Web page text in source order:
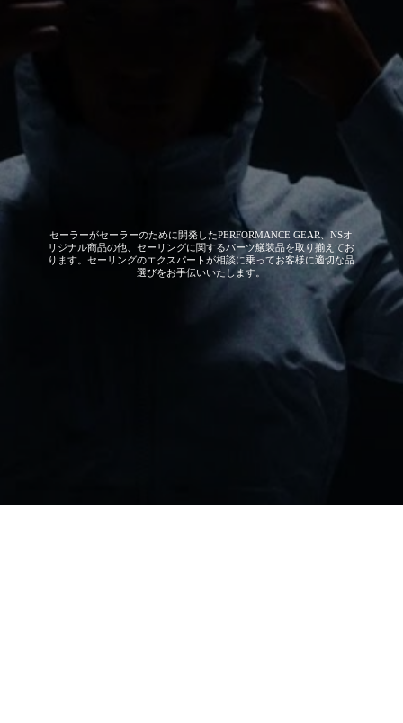
セーラーがセーラーのために開発したPERFORMANCE GEAR、NSオ
リジナル商品の他、セーリングに関するパーツ艤装品を取り揃えてお
ります。セーリングのエクスパートが相談に乗ってお客様に適切な品
選びをお手伝いいたします。